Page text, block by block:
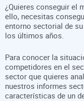
¿Quieres conseguir el
ello, necesitas
entorno sectorial de
los últimos años.
Para conocer la
competidores en el
sector que quieres
nuestros informes
características de un